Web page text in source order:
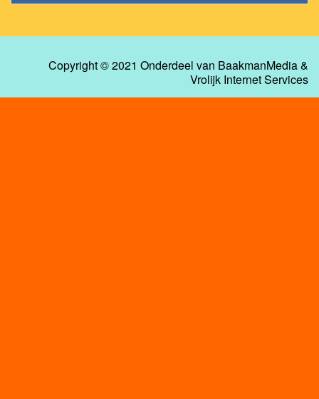
Copyright © 2021 Onderdeel van BaakmanMedia&
Vrolijk Internet Services